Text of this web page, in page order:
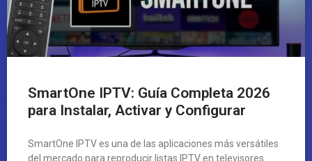
SmartOne IPTV: Guía Completa 2026
para Instalar, Activar y Configurar
SmartOne IPTV es una de las aplicaciones más versátiles
del mercado para reproducir listas IPTV en televisores